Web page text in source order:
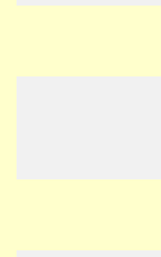
Dokumenttyper